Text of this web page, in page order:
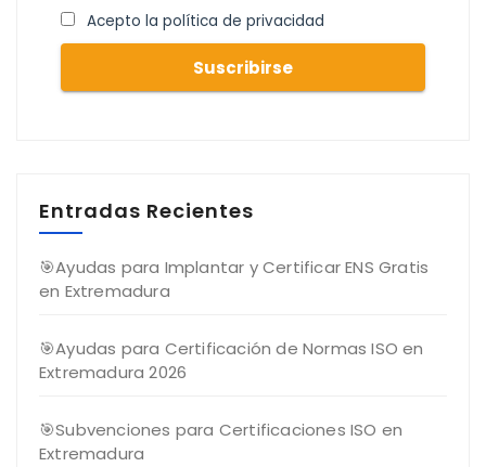
Acepto la política de privacidad
Entradas Recientes
🎯Ayudas para Implantar y Certificar ENS Gratis
en Extremadura
🎯Ayudas para Certificación de Normas ISO en
Extremadura 2026
🎯Subvenciones para Certificaciones ISO en
Extremadura